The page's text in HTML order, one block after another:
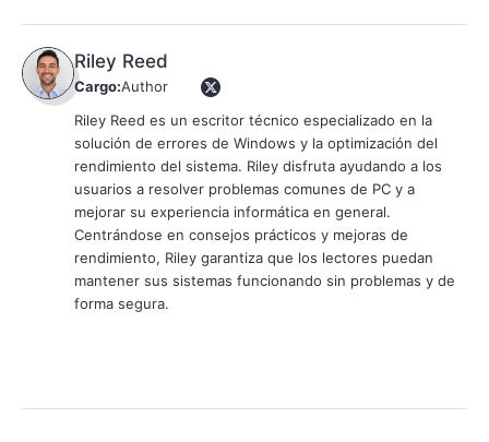
Riley Reed
Cargo:Author
Riley Reed es un escritor técnico especializado en la
solución de errores de Windows y la optimización del
rendimiento del sistema. Riley disfruta ayudando a los
usuarios a resolver problemas comunes de PC y a
mejorar su experiencia informática en general.
Centrándose en consejos prácticos y mejoras de
rendimiento, Riley garantiza que los lectores puedan
mantener sus sistemas funcionando sin problemas y de
forma segura.